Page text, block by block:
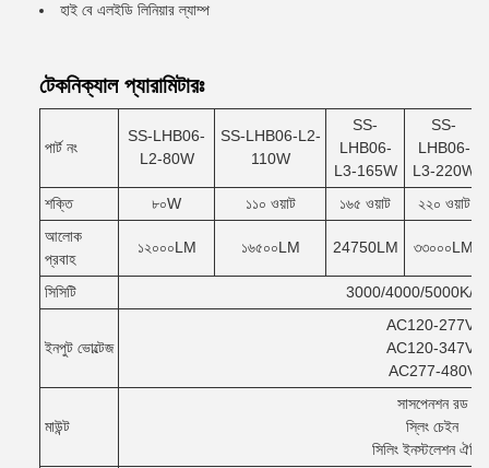
হাই বে এলইডি লিনিয়ার ল্যাম্প
টেকনিক্যাল প্যারামিটারঃ
পার্ট নং
SS-LHB06-
L2-80W
SS-LHB06-L2-
110W
SS-
LHB06-
L3-165W
SS-
LHB06-
L3-220W
শক্তি
৮০W ১১০ ওয়াট ১৬৫ ওয়াট
২২০ ওয়াট
আলোক
প্রবাহ
১২০০০LM ১৬৫০০LM 24750LM ৩৩০০০LM
সিসিটি 3000/4000/5000K/
ইনপুট ভোল্টেজ
AC120-277V/
AC120-347V/
AC277-480V
মাউন্ট
সাসপেনশন রড
স্লিং চেইন
সিলিং ইনস্টলেশন